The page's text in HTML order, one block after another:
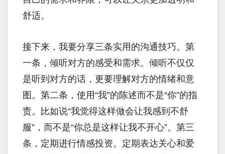
舒适。
接下来，我要分享三条实用的沟通技巧。第
一条，倾听对方的感受和需求。倾听不仅仅
是听到对方的话，更要理解对方的情绪和意
图。第二条，使用“我”的陈述而不是“你”的指
责。比如说“我觉得这样做会让我感到不舒
服”，而不是“你总是这样让我不开心”。第三
条，定期进行情感投资。定期表达关心和爱